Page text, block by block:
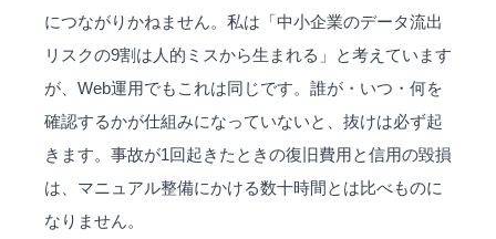
につながりかねません。私は「中小企業のデータ流出
リスクの9割は人的ミスから生まれる」と考えています
が、Web運用でもこれは同じです。誰が・いつ・何を
確認するかが仕組みになっていないと、抜けは必ず起
きます。事故が1回起きたときの復旧費用と信用の毀損
は、マニュアル整備にかける数十時間とは比べものに
なりません。